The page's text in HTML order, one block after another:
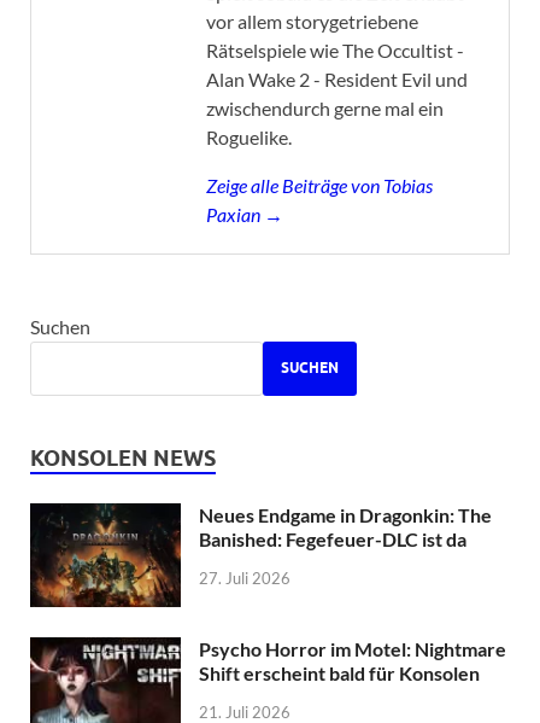
vor allem storygetriebene
Rätselspiele wie The Occultist -
Alan Wake 2 - Resident Evil und
zwischendurch gerne mal ein
Roguelike.
Zeige alle Beiträge von Tobias
Paxian →
Suchen
SUCHEN
KONSOLEN NEWS
Neues Endgame in Dragonkin: The
Banished: Fegefeuer-DLC ist da
27. Juli 2026
Psycho Horror im Motel: Nightmare
Shift erscheint bald für Konsolen
21. Juli 2026